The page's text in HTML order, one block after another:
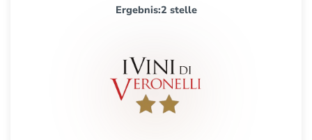
Ergebnis:2 stelle